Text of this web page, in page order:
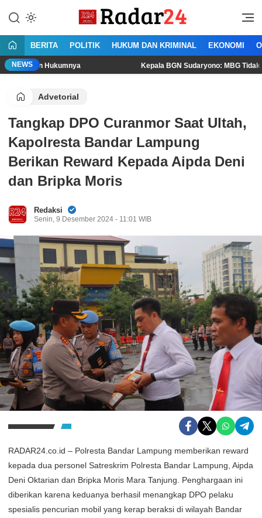
konten
Radar24.co.id
Jujur Lantang Bersuara
BERITA POLITIK HUKUM DAN KRIMINAL EKONOMI
NEWS Kepala BGN Sudaryono: MBG Tidak Boleh
Advetorial
Tangkap DPO Curanmor Saat Ultah,
Kapolresta Bandar Lampung
Berikan Reward Kepada Aipda Deni
dan Bripka Moris
Redaksi
Senin, 9 Desember 2024 - 11:01 WIB
RADAR24.co.id – Polresta Bandar Lampung memberikan reward
kepada dua personel Satreskrim Polresta Bandar Lampung, Aipda
Deni Oktarian dan Bripka Moris Mara Tanjung. Penghargaan ini
diberikan karena keduanya berhasil menangkap DPO pelaku
spesialis pencurian mobil yang kerap beraksi di wilayah Bandar